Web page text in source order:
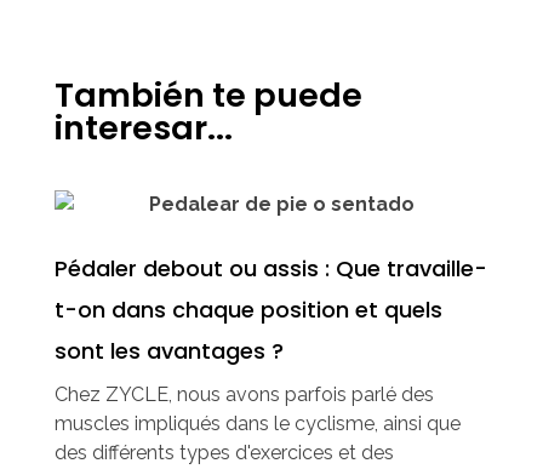
También te puede
interesar...
Pédaler debout ou assis : Que travaille-
t-on dans chaque position et quels
sont les avantages ?
Chez ZYCLE, nous avons parfois parlé des
muscles impliqués dans le cyclisme, ainsi que
des différents types d'exercices et des